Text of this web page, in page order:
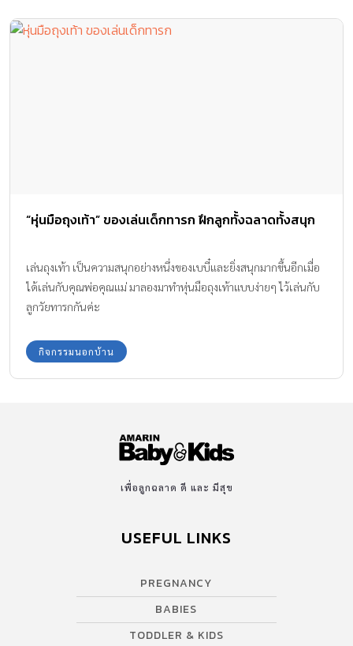
เล่นถุงเท้า เป็นความสนุกอย่างหนึ่งของเบบี๋และยิ่งสนุกมากขึ้นอีกเมื่อ
เพื่อลูกฉลาด ดี และ มีสุข
BABIES
FAMILY
SCHOOL VISIT
PRODUCT & SERVICE
AWARDS
SUPPORT
Contact US